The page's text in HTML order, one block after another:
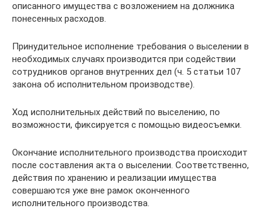
описанного имущества с возложением на должника
понесенных расходов.
Принудительное исполнение требования о выселении в
необходимых случаях производится при содействии
сотрудников органов внутренних дел (ч. 5 статьи 107
закона об исполнительном производстве).
Ход исполнительных действий по выселению, по
возможности, фиксируется с помощью видеосъемки.
Окончание исполнительного производства происходит
после составления акта о выселении. Соответственно,
действия по хранению и реализации имущества
совершаются уже вне рамок оконченного
исполнительного производства.